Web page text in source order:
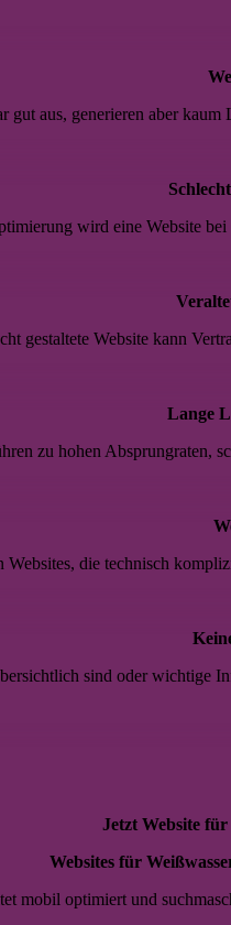
gut aus, generieren aber
wird eine Website
gestaltete Website kann
Lange
zu hohen Absprungraten,
Websites, die technisch
sind oder wichtige
Jetzt Website für
Websites für
mobil optimiert und